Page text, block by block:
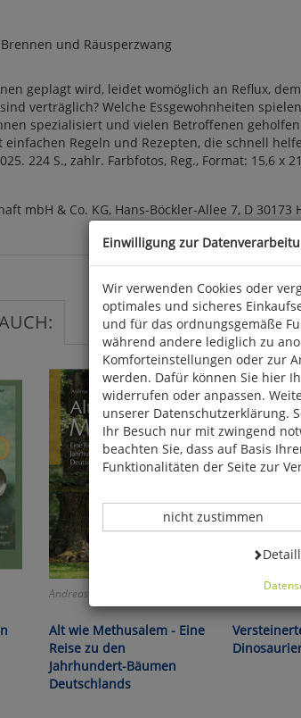
und Räusperzwang
geplagt wird, leidet womöglich an Reflux,
verträglich? Welche Essgewohnheiten
spezialisiert und vielen Betroffenen
Regeln und Rezepten, die schnell
224 S., zahlr. Farbfotos, Reg., Format: 15,6 x
mbH & Co. KG, Hans-Böckler-Allee 7, D
Andreas Roloff:
Alt wie Methusalem - Eine
Reise zu den
Jahrhundert-Bäumen
Deutschlands
170 Millionen
Einwilligung zur
Wir verwenden Cookies oder
optimales und sicheres
und für das ordnungsgemäße
während andere lediglich zu
Komforteinstellungen oder zur
werden. Dafür können Sie hier
widerrufen oder anpassen.
unserer Datenschutzerklärung.
Ihr Besuch nur mit zwingend
beachten Sie, dass auf Basis
Funktionalitäten der Seite zur
Datenverarbeitung -
nicht zustimmen
Cookies ablehnen, wird Ihr
fortgeführt. Bitte beachten Sie,
nicht mehr alle Funktionalitäten
Selbstverständlich können Sie
anpassen.